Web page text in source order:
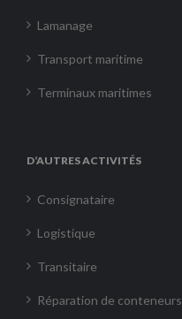
Lamanage
Transport maritime
Terminaux maritimes
D’AUTRES ACTIVITÉS
Consignataire
Logistique
Transitaire
Réparation de conteneurs